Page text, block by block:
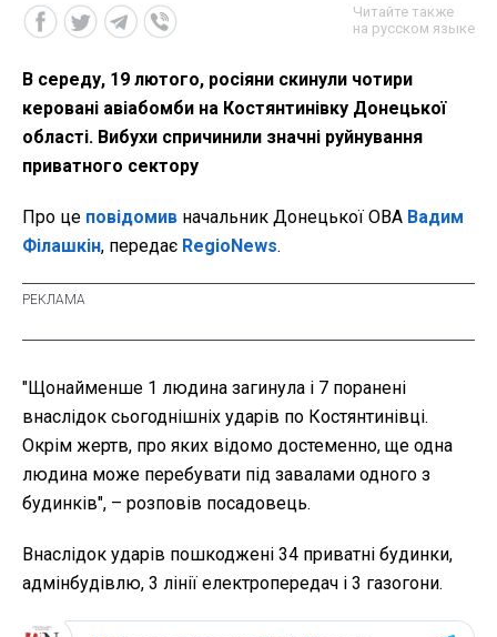
Читайте также
на русском языке
В середу, 19 лютого, росіяни скинули чотири
керовані авіабомби на Костянтинівку Донецької
області. Вибухи спричинили значні руйнування
приватного сектору
Про це повідомив начальник Донецької ОВА Вадим
Філашкін, передає RegioNews.
"Щонайменше 1 людина загинула і 7 поранені
внаслідок сьогоднішніх ударів по Костянтинівці.
Окрім жертв, про яких відомо достеменно, ще одна
людина може перебувати під завалами одного з
будинків", – розповів посадовець.
Внаслідок ударів пошкоджені 34 приватні будинки,
адмінбудівлю, 3 лінії електропередач і 3 газогони.